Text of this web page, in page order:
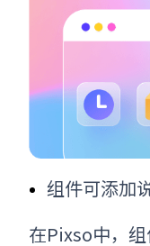
组件可添加
在Pixso中，